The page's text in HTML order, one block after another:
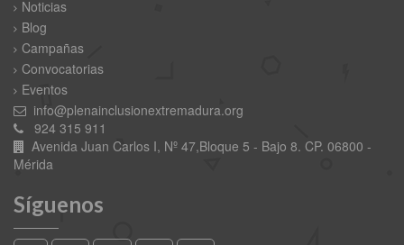
Noticias
Blog
Campañas
Convocatorias
Eventos
info@plenainclusionextremadura.org
924 315 911
Avenida Juan Carlos I, Nº 47,Bloque 5 - Bajo 8. CP. 06800 -
Mérida
Síguenos